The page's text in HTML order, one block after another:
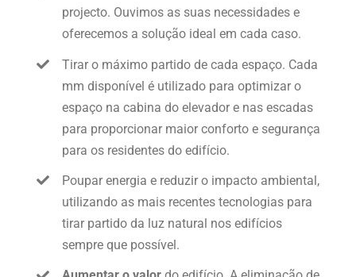
projecto. Ouvimos as suas necessidades e
oferecemos a solução ideal em cada caso.
Tirar o máximo partido de cada espaço. Cada
mm disponível é utilizado para optimizar o
espaço na cabina do elevador e nas escadas
para proporcionar maior conforto e segurança
para os residentes do edifício.
Poupar energia e reduzir o impacto ambiental,
utilizando as mais recentes tecnologias para
tirar partido da luz natural nos edifícios
sempre que possível.